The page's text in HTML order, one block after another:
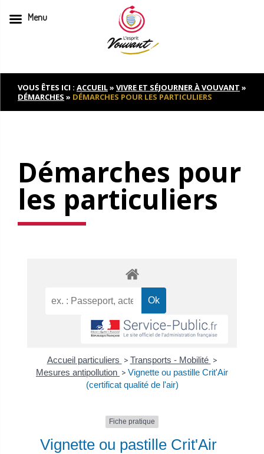
to
contentVOUS ÊTES ICI : ACCUEIL» VIVRE ET SÉJOURNER À VOUVANT »
DÉMARCHES » DÉMARCHES POUR LES PARTICULIERS
Démarches pour
les particuliers
Accueil particuliers > Transports - Mobilité >
Mesures antipollution > Vignette ou pastille Crit'Air
(certificat qualité de l'air)
Fiche pratique
Vignette ou pastille Crit'Air
Menu